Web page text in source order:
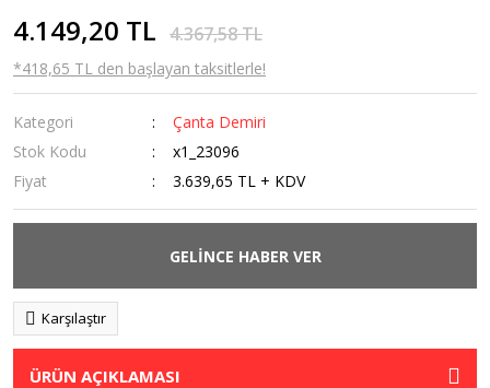
4.149,20 TL 4.367,58 TL
*418,65 TL den başlayan taksitlerle!
Kategori
Çanta Demiri
Stok Kodu
x1_23096
Fiyat
3.639,65 TL + KDV
GELİNCE HABER VER
Karşılaştır
ÜRÜN AÇIKLAMASI